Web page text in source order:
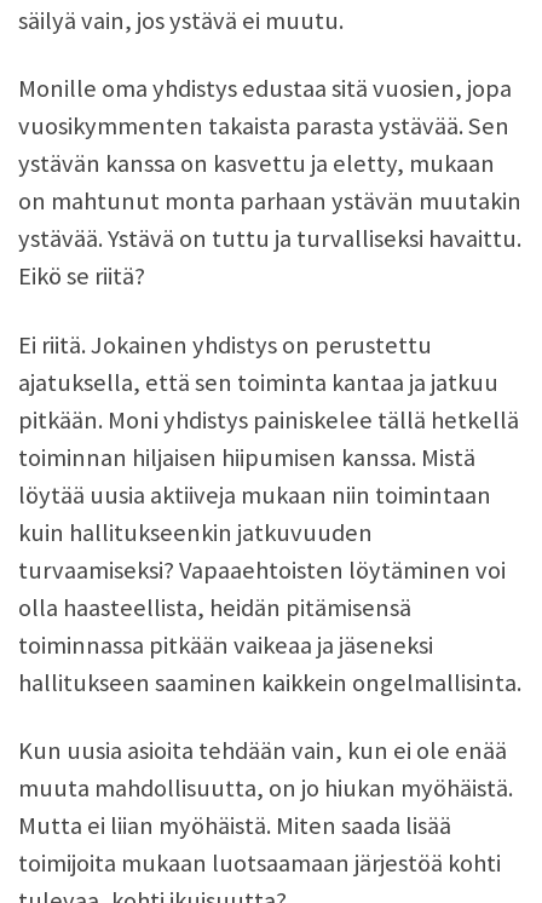
säilyä vain, jos ystävä ei muutu.
Monille oma yhdistys edustaa sitä vuosien, jopa
vuosikymmenten takaista parasta ystävää. Sen
ystävän kanssa on kasvettu ja eletty, mukaan
on mahtunut monta parhaan ystävän muutakin
ystävää. Ystävä on tuttu ja turvalliseksi havaittu.
Eikö se riitä?
Ei riitä. Jokainen yhdistys on perustettu
ajatuksella, että sen toiminta kantaa ja jatkuu
pitkään. Moni yhdistys painiskelee tällä hetkellä
toiminnan hiljaisen hiipumisen kanssa. Mistä
löytää uusia aktiiveja mukaan niin toimintaan
kuin hallitukseenkin jatkuvuuden
turvaamiseksi? Vapaaehtoisten löytäminen voi
olla haasteellista, heidän pitämisensä
toiminnassa pitkään vaikeaa ja jäseneksi
hallitukseen saaminen kaikkein ongelmallisinta.
Kun uusia asioita tehdään vain, kun ei ole enää
muuta mahdollisuutta, on jo hiukan myöhäistä.
Mutta ei liian myöhäistä. Miten saada lisää
toimijoita mukaan luotsaamaan järjestöä kohti